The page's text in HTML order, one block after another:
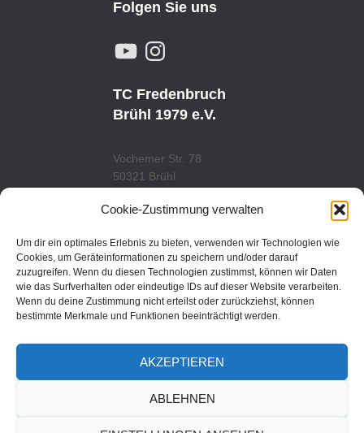
Cookie-Zustimmung verwalten
Um dir ein optimales Erlebnis zu bieten, verwenden wir Technologien wie
Cookies, um Geräteinformationen zu speichern und/oder darauf
zuzugreifen. Wenn du diesen Technologien zustimmst, können wir Daten
wie das Surfverhalten oder eindeutige IDs auf dieser Website verarbeiten.
Wenn du deine Zustimmung nicht erteilst oder zurückziehst, können
bestimmte Merkmale und Funktionen beeinträchtigt werden.
AKZEPTIEREN
ABLEHNEN
Folgen Sie uns
Y
O
U
B
E
N
A
G
R
A
TC Fredenbruch
Brühl 1979 e.V.
Vochemer Str. 78
50321 Brühl
www.tcfredenbruch.de
DATENSCHUTZORDUNG